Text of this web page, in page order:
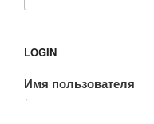
LOGIN
Имя пользователя